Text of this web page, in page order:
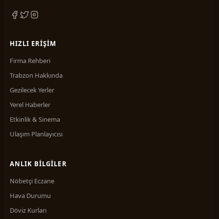
HIZLI ERIŞIM
Firma Rehberi
Trabzon Hakkında
Gezilecek Yerler
Yerel Haberler
Etkinlik & Sinema
Ulaşım Planlayıcısı
ANLIK BILGILER
Nöbetçi Eczane
Hava Durumu
Döviz Kurları